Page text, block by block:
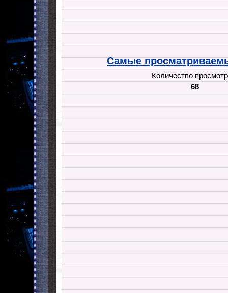
Самые
Количество
68